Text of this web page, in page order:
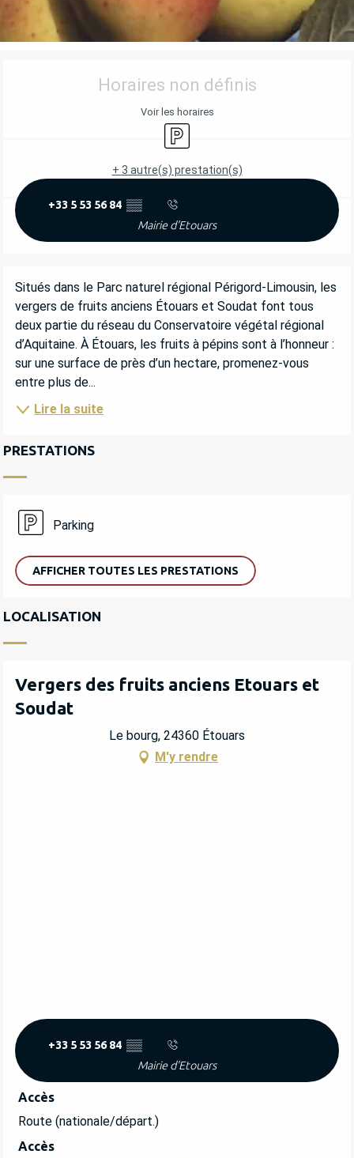
OUVERTURE ET COORDONNÉES
Horaires non définis
Voir les horaires
Parking
+ 3 autre(s) prestation(s)
+33 5 53 56 84 ▒▒
Mairie d'Etouars
DESCRIPTION
Situés dans le Parc naturel régional Périgord-Limousin, les
vergers de fruits anciens Étouars et Soudat font tous
deux partie du réseau du Conservatoire végétal régional
d’Aquitaine. À Étouars, les fruits à pépins sont à l’honneur :
sur une surface de près d’un hectare, promenez-vous
entre plus de...
Lire la suite
PRESTATIONS
Parking
AFFICHER TOUTES LES PRESTATIONS
LOCALISATION
Vergers des fruits anciens Etouars et
Soudat
Le bourg, 24360 Étouars
M'y rendre
+33 5 53 56 84 ▒▒
Mairie d'Etouars
Accès
Accès
Route (nationale/départ.)
Accès
Accès